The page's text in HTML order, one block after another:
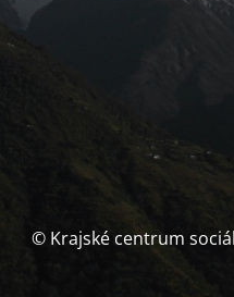
© Krajské centrum